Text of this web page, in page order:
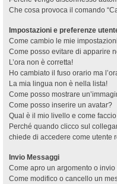
Che cosa provoca il comando
Impostazioni e preferenze
Come cambio le mie
Come posso evitare di apparire
L’ora non è corretta!
Ho cambiato il fuso orario ma
La mia lingua non è nella lista!
Come posso mostrare
Come posso inserire un avatar?
Qual è il mio livello e come
Perché quando clicco sul
chiede di accedere come utente
Invio Messaggi
Come apro un argomento o
Come modifico o cancello un